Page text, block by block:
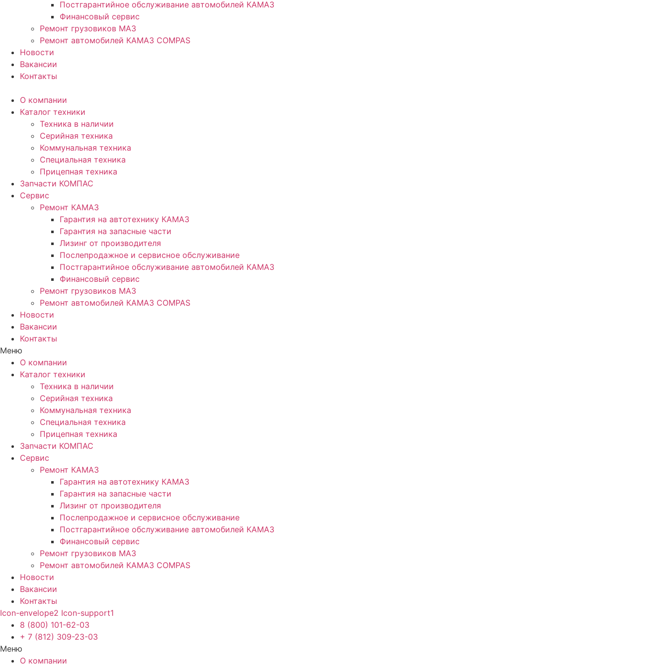
Постгарантийное обслуживание автомобилей КАМАЗ
Финансовый сервис
Ремонт грузовиков МАЗ
Ремонт автомобилей КАМАЗ COMPAS
Новости
Вакансии
Контакты
О компании
Каталог техники
Техника в наличии
Серийная техника
Коммунальная техника
Специальная техника
Прицепная техника
Запчасти КОМПАС
Сервис
Ремонт КАМАЗ
Гарантия на автотехнику КАМАЗ
Гарантия на запасные части
Лизинг от производителя
Послепродажное и сервисное обслуживание
Постгарантийное обслуживание автомобилей КАМАЗ
Финансовый сервис
Ремонт грузовиков МАЗ
Ремонт автомобилей КАМАЗ COMPAS
Новости
Вакансии
Контакты
Меню
О компании
Каталог техники
Техника в наличии
Серийная техника
Коммунальная техника
Специальная техника
Прицепная техника
Запчасти КОМПАС
Сервис
Ремонт КАМАЗ
Гарантия на автотехнику КАМАЗ
Гарантия на запасные части
Лизинг от производителя
Послепродажное и сервисное обслуживание
Постгарантийное обслуживание автомобилей КАМАЗ
Финансовый сервис
Ремонт грузовиков МАЗ
Ремонт автомобилей КАМАЗ COMPAS
Новости
Вакансии
Контакты
Icon-envelope2 Icon-support1
8 (800) 101-62-03
+ 7 (812) 309-23-03
Меню
О компании